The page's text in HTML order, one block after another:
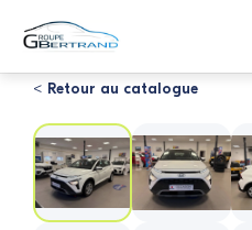
< Retour au catalogue